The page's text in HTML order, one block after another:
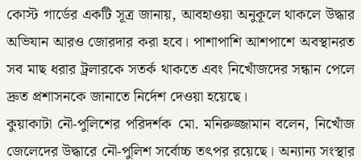
কোস্ট গার্ডের একটি সূত্র জানায়, আবহাওয়া অনুকূলে থাকলে উদ্ধার
অভিযান আরও জোরদার করা হবে। পাশাপাশি আশপাশে অবস্থানরত
সব মাছ ধরার ট্রলারকে সতর্ক থাকতে এবং নিখোঁজদের সন্ধান পেলে
দ্রুত প্রশাসনকে জানাতে নির্দেশ দেওয়া হয়েছে।
কুয়াকাটা নৌ-পুলিশের পরিদর্শক মো. মনিরুজ্জামান বলেন, নিখোঁজ
জেলেদের উদ্ধারে নৌ-পুলিশ সর্বোচ্চ তৎপর রয়েছে। অন্যান্য সংস্থার